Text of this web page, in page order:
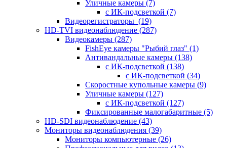
Уличные камеры (7)
с ИК-подсветкой (7)
Видеорегистраторы (19)
HD-TVI видеонаблюдение (287)
Видеокамеры (287)
FishEye камеры "Рыбий глаз" (1)
Антивандальные камеры (138)
с ИК-подсветкой (138)
с ИК-подсветкой (34)
Скоростные купольные камеры (9)
Уличные камеры (127)
с ИК-подсветкой (127)
Фиксированные малогабаритные (5)
HD-SDI видеонаблюдение (43)
Мониторы видеонаблюдения (39)
Мониторы компьютерные (26)